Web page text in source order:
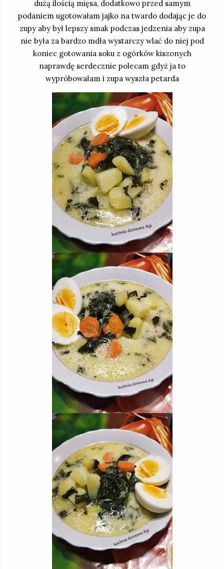
dużą ilością mięsa, dodatkowo przed samym
podaniem ugotowałam jajko na twardo dodając je do
zupy aby był lepszy smak podczas jedzenia aby zupa
nie była za bardzo mdła wystarczy wlać do niej pod
koniec gotowania soku z ogórków kiszonych
naprawdę serdecznie polecam gdyż ja to
wypróbowałam i zupa wyszła petarda